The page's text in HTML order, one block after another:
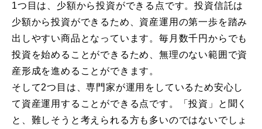
1つ目は、少額から投資ができる点です。投資信託は
少額から投資ができるため、資産運用の第一歩を踏み
出しやすい商品となっています。毎月数千円からでも
投資を始めることができるため、無理のない範囲で資
産形成を進めることができます。
そして2つ目は、専門家が運用をしているため安心し
て資産運用することができる点です。「投資」と聞く
と、難しそうと考えられる方も多いのではないでしょ